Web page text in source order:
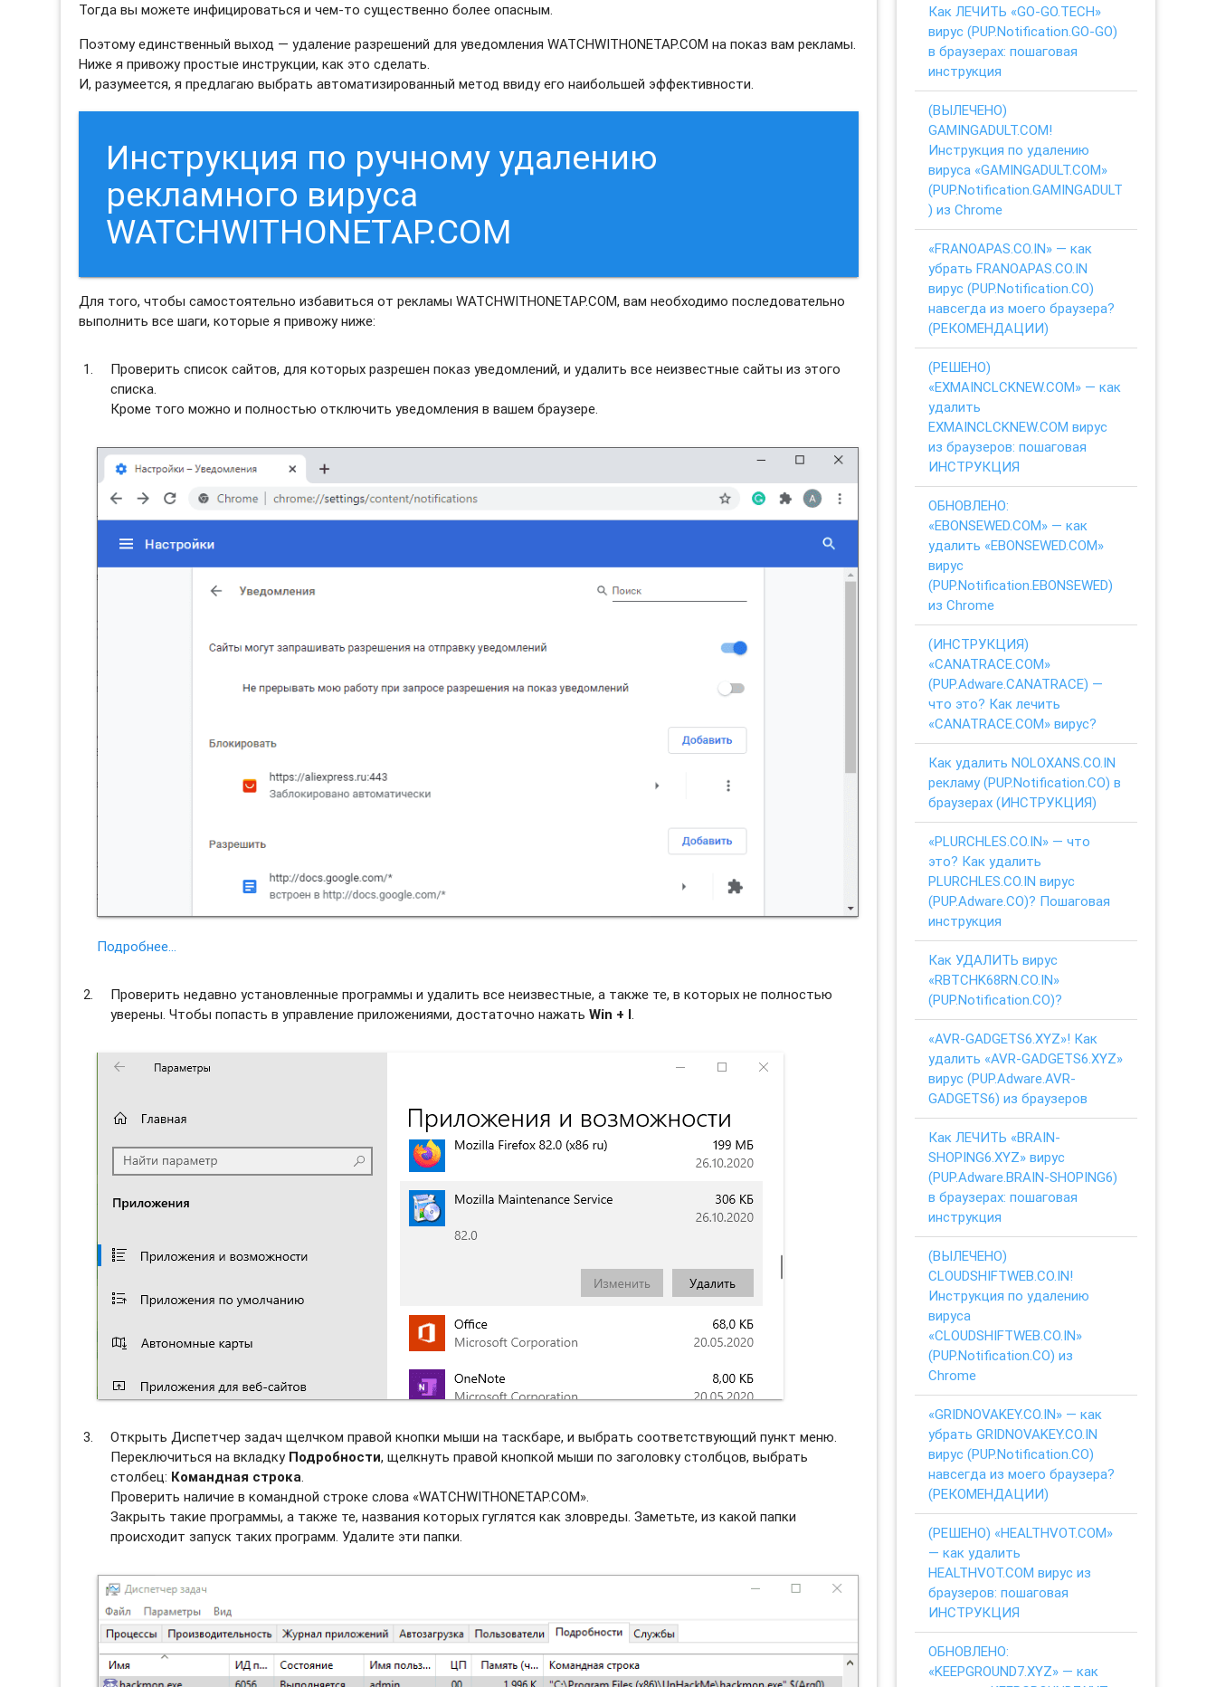
Тогда вы можете инфицироваться и чем-то существенно более опасным.
Поэтому единственный выход — удаление разрешений для уведомления WATCHWITHONETAP.COM на показ вам рекламы.
Ниже я привожу простые инструкции, как это сделать.
И, разумеется, я предлагаю выбрать автоматизированный метод ввиду его наибольшей эффективности.
Инструкция по ручному удалению
рекламного вируса
WATCHWITHONETAP.COM
Для того, чтобы самостоятельно избавиться от рекламы WATCHWITHONETAP.COM, вам необходимо последовательно
выполнить все шаги, которые я привожу ниже:
Проверить список сайтов, для которых разрешен показ уведомлений, и удалить все неизвестные сайты из этого
списка.
Кроме того можно и полностью отключить уведомления в вашем браузере.
Подробнее…
Проверить недавно установленные программы и удалить все неизвестные, а также те, в которых не полностью
уверены. Чтобы попасть в управление приложениями, достаточно нажатьWin + I
Открыть Диспетчер задач щелчком правой кнопки мыши на таскбаре, и выбрать соотвeтствующий пункт меню.
Переключиться на вкладку Подробности, щелкнуть правой кнопкой мыши по заголовку столбцов, выбрать
столбец: Командная строка
Проверить наличие в командной строке слова «WATCHWITHONETAP.COM».
Закрыть такие программы, а также те, названия которых гуглятся как зловреды. Заметьте, из какой папки
происходит запуск таких программ. Удалите эти папки.
Как ЛЕЧИТЬ «GO-GO.TECH»
вирус (PUP.Notification.GO-GO)
в браузерах: пошаговая
инструкция
(ВЫЛЕЧЕНО)
GAMINGADULT.COM!
Инструкция по удалению
вируса «GAMINGADULT.COM»
(PUP.Notification.GAMINGADULT
) из Chrome
«FRANOAPAS.CO.IN» — как
убрать FRANOAPAS.CO.IN
вирус (PUP.Notification.CO)
навсегда из моего браузера?
(РЕКОМЕНДАЦИИ)
(РЕШЕНО)
«EXMAINCLCKNEW.COM» — как
удалить
EXMAINCLCKNEW.COM вирус
из браузеров: пошаговая
ИНСТРУКЦИЯ
ОБНОВЛЕНО:
«EBONSEWED.COM» — как
удалить «EBONSEWED.COM»
вирус
(PUP.Notification.EBONSEWED)
из Chrome
(ИНСТРУКЦИЯ)
«CANATRACE.COM»
(PUP.Adware.CANATRACE) —
что это? Как лечить
«CANATRACE.COM» вирус?
Как удалить NOLOXANS.CO.IN
рекламу (PUP.Notification.CO) в
браузерах (ИНСТРУКЦИЯ)
«PLURCHLES.CO.IN» — что
это? Как удалить
PLURCHLES.CO.IN вирус
(PUP.Adware.CO)? Пошаговая
инструкция
Как УДАЛИТЬ вирус
«RBTCHK68RN.CO.IN»
(PUP.Notification.CO)?
«AVR-GADGETS6.XYZ»! Как
удалить «AVR-GADGETS6.XYZ»
вирус (PUP.Adware.AVR-
GADGETS6) из браузеров
Как ЛЕЧИТЬ «BRAIN-
SHOPING6.XYZ» вирус
(PUP.Adware.BRAIN-SHOPING6)
в браузерах: пошаговая
инструкция
(ВЫЛЕЧЕНО)
CLOUDSHIFTWEB.CO.IN!
Инструкция по удалению
вируса
«CLOUDSHIFTWEB.CO.IN»
(PUP.Notification.CO) из
Chrome
«GRIDNOVAKEY.CO.IN» — как
убрать GRIDNOVAKEY.CO.IN
вирус (PUP.Notification.CO)
навсегда из моего браузера?
(РЕКОМЕНДАЦИИ)
(РЕШЕНО) «HEALTHVOT.COM»
— как удалить
HEALTHVOT.COM вирус из
браузеров: пошаговая
ИНСТРУКЦИЯ
ОБНОВЛЕНО:
«KEEPGROUND7.XYZ» — как